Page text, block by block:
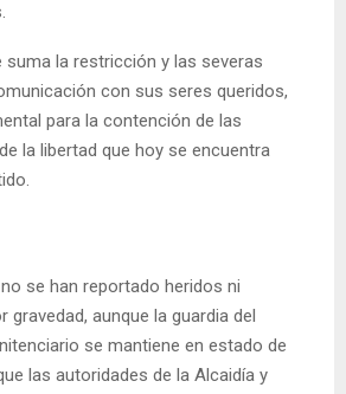
la restricción y las severas
con sus seres queridos,
para la contención de las
la libertad que hoy se encuentra
se han reportado heridos ni
gravedad, aunque la guardia del
se mantiene en estado de
las autoridades de la Alcaidía y